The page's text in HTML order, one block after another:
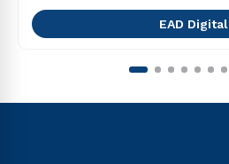
EAD Digital